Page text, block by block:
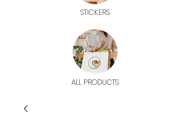
STICKERS
ALL PRODUCTS